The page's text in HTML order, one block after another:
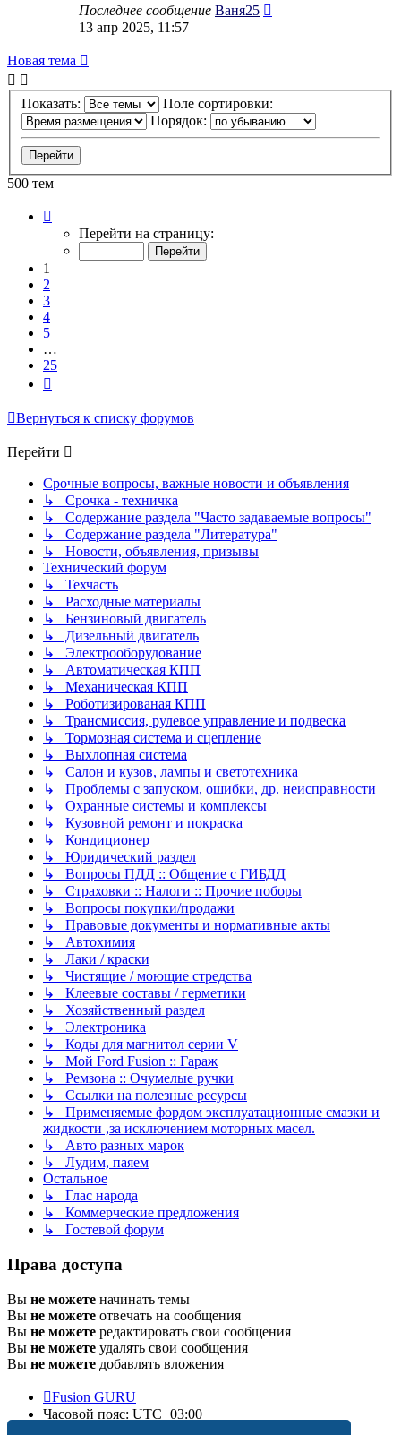
Последнее сообщение Ваня25
13 апр 2025, 11:57
Новая тема
Показать:
Поле сортировки:
Порядок:
500 тем
Перейти на страницу:
1
2
3
4
5
…
25
Вернуться к списку форумов
Перейти
Срочные вопросы, важные новости и объявления
↳ Срочка - техничка
↳ Содержание раздела "Часто задаваемые вопросы"
↳ Содержание раздела "Литература"
↳ Новости, объявления, призывы
Технический форум
↳ Техчасть
↳ Расходные материалы
↳ Бензиновый двигатель
↳ Дизельный двигатель
↳ Электрооборудование
↳ Автоматическая КПП
↳ Механическая КПП
↳ Роботизированая КПП
↳ Трансмиссия, рулевое управление и подвеска
↳ Тормозная система и сцепление
↳ Выхлопная система
↳ Салон и кузов, лампы и светотехника
↳ Проблемы с запуском, ошибки, др. неисправности
↳ Охранные системы и комплексы
↳ Кузовной ремонт и покраска
↳ Кондиционер
↳ Юридический раздел
↳ Вопросы ПДД :: Общение с ГИБДД
↳ Страховки :: Налоги :: Прочие поборы
↳ Вопросы покупки/продажи
↳ Правовые документы и нормативные акты
↳ Автохимия
↳ Лаки / краски
↳ Чистящие / моющие стредства
↳ Клеевые составы / герметики
↳ Хозяйственный раздел
↳ Электроника
↳ Коды для магнитол серии V
↳ Мой Ford Fusion :: Гараж
↳ Ремзона :: Очумелые ручки
↳ Ссылки на полезные ресурсы
↳ Применяемые фордом эксплуатационные смазки и
жидкости ,за исключением моторных масел.
↳ Авто разных марок
↳ Лудим, паяем
Остальное
↳ Глас народа
↳ Коммерческие предложения
↳ Гостевой форум
Права доступа
Вы не можете начинать темы
Вы не можете отвечать на сообщения
Вы не можете редактировать свои сообщения
Вы не можете удалять свои сообщения
Вы не можете добавлять вложения
Fusion GURU
Часовой пояс: UTC+03:00